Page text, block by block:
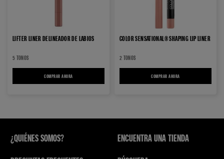
LIFTER LINER DELINEADOR DE LABIOS
5 TONOS
COMPRAR AHORA
COLOR SENSATIONAL® SHAPING LIP LINER
2 TONOS
COMPRAR AHORA
¿QUIÉNES SOMOS?
ENCUENTRA UNA TIENDA